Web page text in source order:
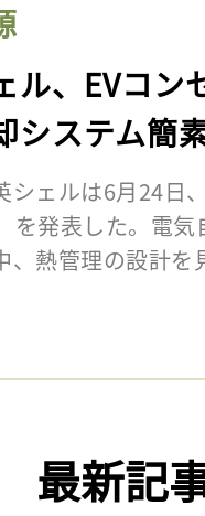
ル、EVコ
システム簡
ェルは6月24日
を発表した。電
、熱管理の設計
最新記